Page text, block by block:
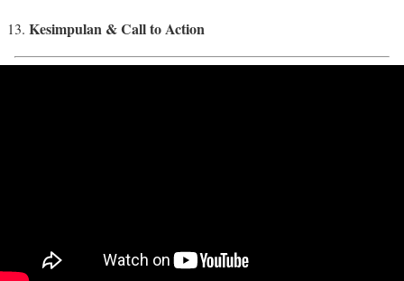
Kesimpulan & Call to Action